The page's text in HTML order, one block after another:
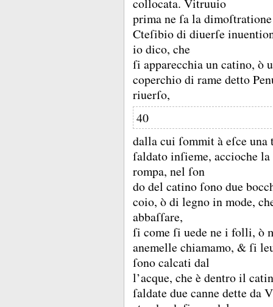
prima ne ſa la
Cteſibio di diuerſe
io dico, che
ſi apparecchia un catino, ò
coperchio di rame detto
riuerſo,
40
dalla cui ſommit à eſce
ſaldato inſieme, accioche
rompa, nel ſon
do del catino ſono due
coio, ò di legno in mode,
abbaſſare,
ſi come ſi uede ne i folli,
anemelle chiamamo, &ſi
ſono calcati dal
l’acque, che è dentro il
ſaldate due canne dette da